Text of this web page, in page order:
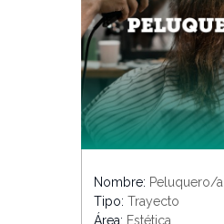
Nombre: Peluquero/a
Tipo: Trayecto
Área: Estética